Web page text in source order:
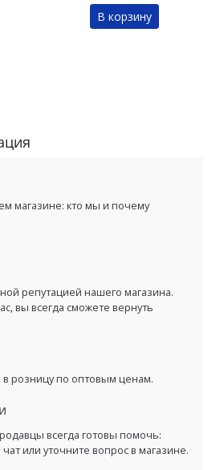
В корзину
магазине: кто мы и почему
репутацией нашего магазина.
вы всегда сможете вернуть
розницу по оптовым ценам.
всегда готовы помочь:
или уточните вопрос в магазине.